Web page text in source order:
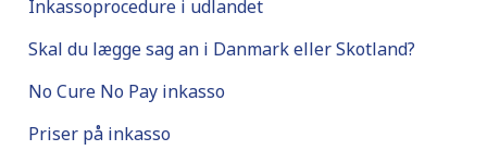
Inkassoprocedure i udlandet
Skal du lægge sag an i Danmark eller Skotland?
No Cure No Pay inkasso
Priser på inkasso